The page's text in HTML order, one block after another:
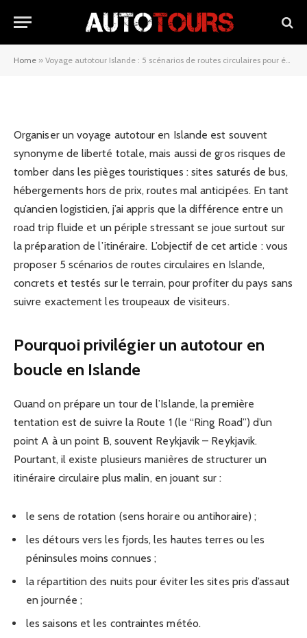
Home » Voyage autotour Islande : 5 scénarios de routes circulaires pour éviter les pièges touristiques
pour éviter les pièges
touristiques
Organiser un voyage autotour en Islande est souvent
synonyme de liberté totale, mais aussi de gros risques de
tomber dans les pièges touristiques : sites saturés de bus,
hébergements hors de prix, routes mal anticipées. En tant
qu’ancien logisticien, j’ai appris que la différence entre un
road trip fluide et un périple stressant se joue surtout sur
la préparation de l’itinéraire. L’objectif de cet article : vous
proposer 5 scénarios de routes circulaires en Islande,
concrets et testés sur le terrain, pour profiter du pays sans
suivre exactement les troupeaux de visiteurs.
Pourquoi privilégier un autotour en
boucle en Islande
Quand on prépare un tour de l’Islande, la première
tentation est de suivre la Route 1 (le “Ring Road”) d’un
point A à un point B, souvent Reykjavik – Reykjavik.
Pourtant, il existe plusieurs manières de structurer un
itinéraire circulaire plus malin, en jouant sur :
le sens de rotation (sens horaire ou antihoraire) ;
les détours vers les fjords, les hautes terres ou les
péninsules moins connues ;
la répartition des nuits pour éviter les sites pris d’assaut
en journée ;
les saisons et les contraintes météo.